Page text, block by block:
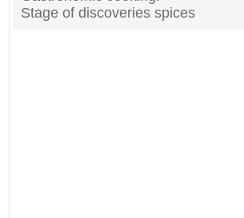
Stage of discoveries spices